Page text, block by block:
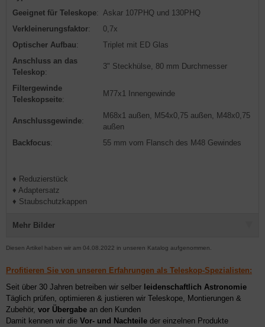
Geeignet für Teleskope: Askar 107PHQ und 130PHQ
Verkleinerungsfaktor:
0,7x
Optischer Aufbau:
Triplet mit ED Glas
Anschluss an das
Teleskop:
3" Steckhülse, 80 mm Durchmesser
Filtergewinde
Teleskopseite:
M77x1 Innengewinde
Anschlussgewinde:
M68x1 außen, M54x0,75 außen, M48x0,75
außen
Backfocus: 55 mm vom Flansch des M48 Gewindes
♦ Reduzierstück
♦ Adaptersatz
♦ Staubschutzkappen
Mehr Bilder
Diesen Artikel haben wir am 04.08.2022 in unseren Katalog aufgenommen.
Profitieren Sie von unseren Erfahrungen als Teleskop-Spezialisten:
Seit über 30 Jahren betreiben wir selber leidenschaftlich Astronomie
Täglich prüfen, optimieren & justieren wir Teleskope, Montierungen &
Zubehör, vor Übergabe an den Kunden
Damit kennen wir die Vor- und Nachteile der einzelnen Produkte